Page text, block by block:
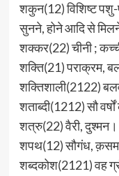
शकुन(12) विशिष्ट पशु-
सुनने, होने आदि से
शक्कर(22) चीनी ;
शक्ति(21) पराक्रम, बल,
शक्तिशाली(2122)
शताब्दी(1212) सौ
शत्रु(22) वैरी, दुश्मन।
शपथ(12) सौगंध,
शब्दकोश(2121) वह